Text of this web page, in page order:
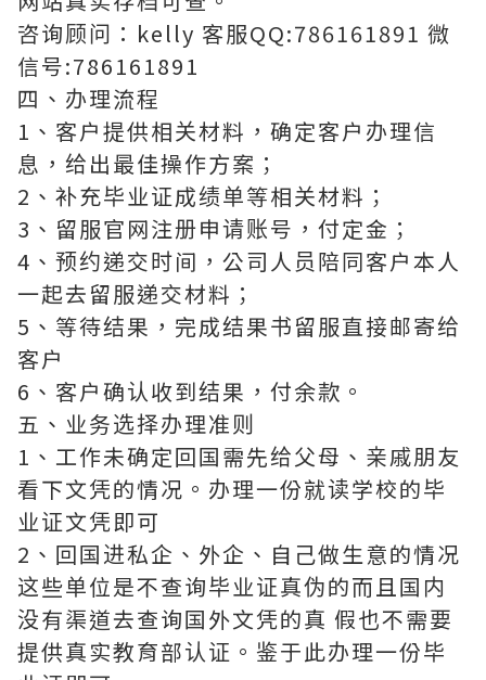
咨询顾问：kelly 客服QQ:786161891 微
信号:786161891
四、办理流程
1、客户提供相关材料，确定客户办理信
息，给出最佳操作方案；
2、补充毕业证成绩单等相关材料；
3、留服官网注册申请账号，付定金；
4、预约递交时间，公司人员陪同客户本人
一起去留服递交材料；
5、等待结果，完成结果书留服直接邮寄给
客户
6、客户确认收到结果，付余款。
五、业务选择办理准则
1、工作未确定回国需先给父母、亲戚朋友
看下文凭的情况。办理一份就读学校的毕
业证文凭即可
2、回国进私企、外企、自己做生意的情况
这些单位是不查询毕业证真伪的而且国内
没有渠道去查询国外文凭的真 假也不需要
提供真实教育部认证。鉴于此办理一份毕